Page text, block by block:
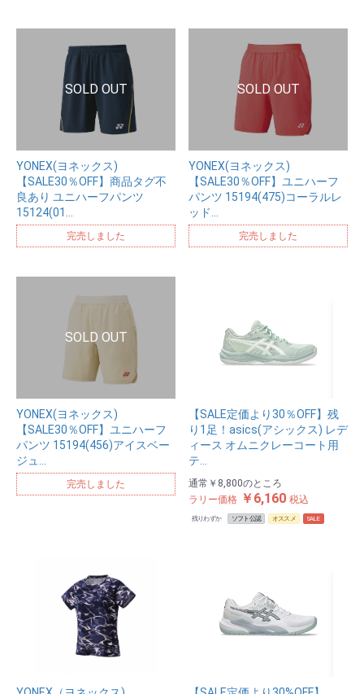
YONEX(ヨネックス)
【SALE30％OFF】商品タグ不
良あり ユニハーフパンツ
15124(01…
完売しました
YONEX(ヨネックス)
【SALE30％OFF】ユニハーフ
パンツ 15194(475)コーラルレ
ッド…
完売しました
YONEX(ヨネックス)
【SALE30％OFF】ユニハーフ
パンツ 15194(456)アイスベー
ジュ…
完売しました
【SALE定価より30％OFF】残
り1足！asics(アシックス) レデ
ィース オムニクレーコート用
テ…
通常 ￥8,800のところ
ラリー価格 ￥6,160 税込
残りわずか ソフト公認 オススメ SALE